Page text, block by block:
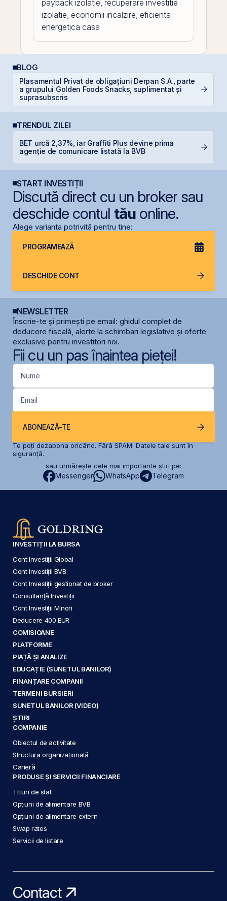
payback izolatie, recuperare investitie
izolatie, economii incalzire, eficienta
energetica casa
BLOG
Plasamentul Privat de obligațiuni Derpan S.A., parte
a grupului Golden Foods Snacks, suplimentat și
suprasubscris
TRENDUL ZILEI
BET urcă 2,37%, iar Graffiti Plus devine prima
agenție de comunicare listată la BVB
START INVESTIȚII
Discută direct cu un broker sau
deschide contul tăuonline.
Alege varianta potrivită pentru tine:
PROGRAMEAZĂ
DESCHIDE CONT
NEWSLETTER
Înscrie-te și primești pe email: ghidul complet de
deducere fiscală, alerte la schimbari legislative și oferte
exclusive pentru investitori noi.
Fii cu un pas înaintea pieței!
Nume
Email
ABONEAZĂ-TE
Te poți dezabona oricând. Fără SPAM. Datele tale sunt în
siguranță.
sau urmărește cele mai importante știri pe:
Messenger WhatsApp Telegram
INVESTIȚII LA BURSA
Cont Investiții Global
Cont Investiții BVB
Cont Investiții gestionat de broker
Consultanță Investiții
Cont Investiții Minori
Deducere 400 EUR
COMISIOANE
PLATFORME
PIAȚĂ ȘI ANALIZE
EDUCAȚIE (SUNETUL BANILOR)
FINANȚARE COMPANII
TERMENI BURSIERI
SUNETUL BANILOR (VIDEO)
ȘTIRI
COMPANIE
Obiectul de activitate
Structura organizațională
Carieră
PRODUSE ȘI SERVICII FINANCIARE
Titluri de stat
Opțiuni de alimentare BVB
Opțiuni de alimentare extern
Swap rates
Servicii de listare
Contact